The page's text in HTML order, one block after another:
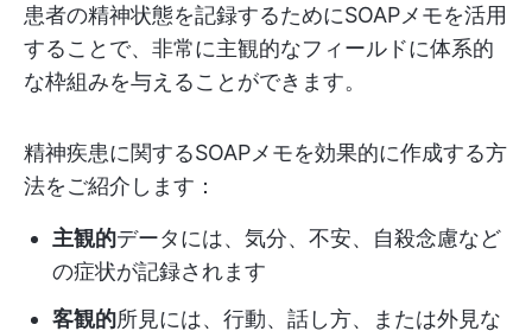
患者の精神状態を記録するためにSOAPメモを活用
することで、非常に主観的なフィールドに体系的
な枠組みを与えることができます。
精神疾患に関するSOAPメモを効果的に作成する方
法をご紹介します：
主観的データには、気分、不安、自殺念慮など
の症状が記録されます
客観的所見には、行動、話し方、または外見な